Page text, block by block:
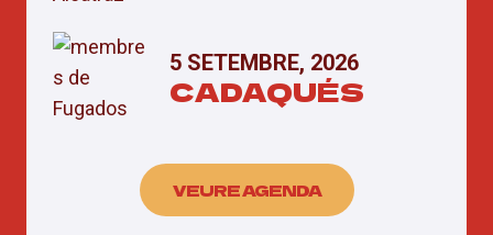
5 SETEMBRE, 2026
CADAQUÉS
VEURE AGENDA